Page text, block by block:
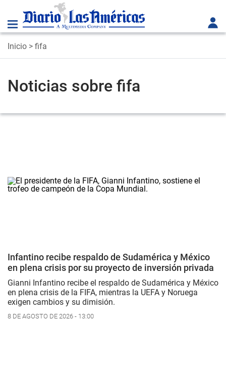
Inicio > fifa
Noticias sobre fifa
Infantino recibe respaldo de Sudamérica y México
en plena crisis por su proyecto de inversión privada
Gianni Infantino recibe el respaldo de Sudamérica y México
en plena crisis de la FIFA, mientras la UEFA y Noruega
exigen cambios y su dimisión.
8 DE AGOSTO DE 2026 - 13:00